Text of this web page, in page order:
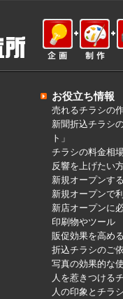
お役立ち情報
売れるチラシの
新聞折込チラシ
ト」
チラシの料金相
反響を上げたい
新規オープンす
新規オープンで
新店オープンに
印刷物やツール
販促効果を高め
折込チラシのご
写真の効果的な
人を惹きつける
人の印象とチラ